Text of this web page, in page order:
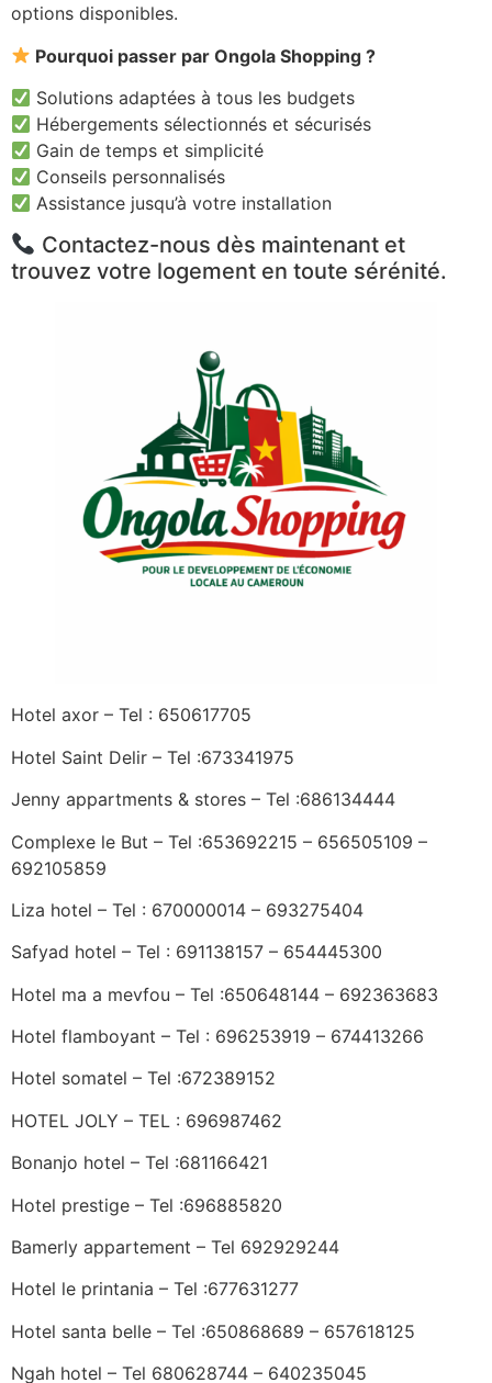
options disponibles.
Pourquoi passer par Ongola Shopping ?
Solutions adaptées à tous les budgets
Hébergements sélectionnés et sécurisés
Gain de temps et simplicité
Conseils personnalisés
Assistance jusqu’à votre installation
Contactez-nous dès maintenant et
trouvez votre logement en toute sérénité.
Hotel axor – Tel : 650617705
Hotel Saint Delir – Tel :673341975
Jenny appartments & stores – Tel :686134444
Complexe le But – Tel :653692215 – 656505109 –
692105859
Liza hotel – Tel : 670000014 – 693275404
Safyad hotel – Tel : 691138157 – 654445300
Hotel ma a mevfou – Tel :650648144 – 692363683
Hotel flamboyant – Tel : 696253919 – 674413266
Hotel somatel – Tel :672389152
HOTEL JOLY – TEL : 696987462
Bonanjo hotel – Tel :681166421
Hotel prestige – Tel :696885820
Bamerly appartement – Tel 692929244
Hotel le printania – Tel :677631277
Hotel santa belle – Tel :650868689 – 657618125
Ngah hotel – Tel 680628744 – 640235045